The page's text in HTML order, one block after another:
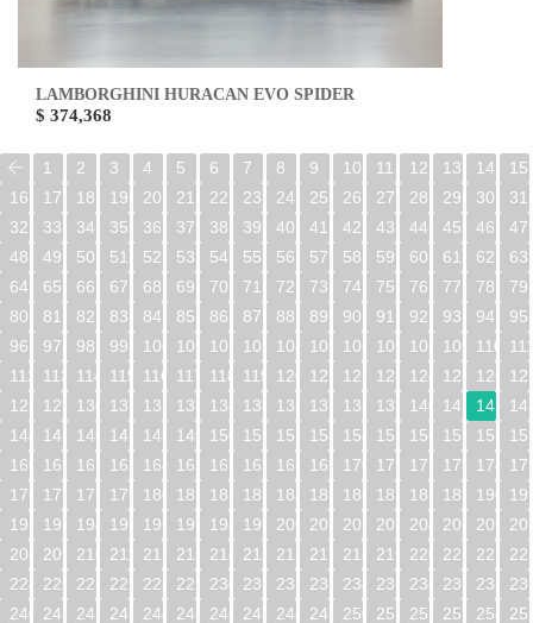
LAMBORGHINI HURACAN EVO SPIDER
$ 374,368
1 2 3 4 5 6 7 8 9 10 11 12 13 14
15
16
17 18 19 20 21 22 23 24 25 26 27 28 29 30
31
32
33 34 35 36 37 38 39 40 41 42 43 44 45 46
47
48
49 50 51 52 53 54 55 56 57 58 59 60 61 62
63
64
65 66 67 68 69 70 71 72 73 74 75 76 77 78
79
80
81 82 83 84 85 86 87 88 89 90 91 92 93 94
95
96
97 98 99 100 101 102 103 104 105 106 107 108 109 110
112
113 114 115 116 117 118 119 120 121 122 123 124 125 126
128
129 130 131 132 133 134 135 136 137 138 139 140 141 142
144
145 146 147 148 149 150 151 152 153 154 155 156 157 158
160
161 162 163 164 165 166 167 168 169 170 171 172 173 174
176
177 178 179 180 181 182 183 184 185 186 187 188 189 190
192
193 194 195 196 197 198 199 200 201 202 203 204 205 206
208
209 210 211 212 213 214 215 216 217 218 219 220 221 222
224
225 226 227 228 229 230 231 232 233 234 235 236 237 238
240
241 242 243 244 245 246 247 248 249 250 251 252 253 254